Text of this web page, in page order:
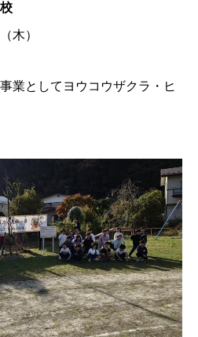
木）
業としてヨウコウザクラ・ヒ